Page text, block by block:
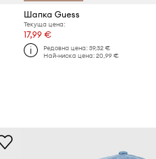
Шапка Guess
Текуща цена:
17,99 €
Редовна цена: 39,32 €
Най-ниска цена: 20,99 €